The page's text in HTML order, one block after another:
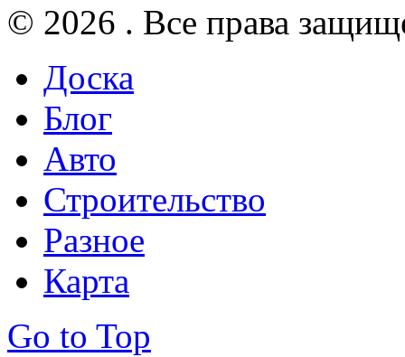
© 2026 . Все права
Доска
Блог
Авто
Строительство
Разное
Карта
Go to Top